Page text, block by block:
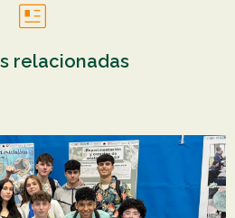
relacionadas